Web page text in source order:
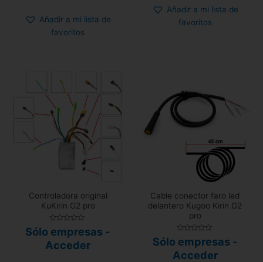
Añadir a mi lista de
favoritos
Añadir a mi lista de
favoritos
Controladora original
KuKirin G2 pro
con
0
de
Sólo empresas -
Acceder
Cable conector faro led
delantero Kugoo Kirin G2
pro
con
0
de
Sólo empresas -
Acceder